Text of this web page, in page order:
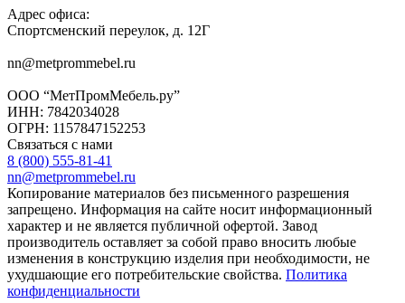
Адрес офиса:
Спортсменский переулок, д. 12Г
nn@metprommebel.ru
ООО “МетПромМебель.ру”
ИНН: 7842034028
ОГРН: 1157847152253
Связаться с нами
8 (800) 555-81-41
nn@metprommebel.ru
Копирование материалов без письменного разрешения
запрещено. Информация на сайте носит информационный
характер и не является публичной офертой. Завод
производитель оставляет за собой право вносить любые
изменения в конструкцию изделия при необходимости, не
ухудшающие его потребительские свойства. Политика
конфиденциальности